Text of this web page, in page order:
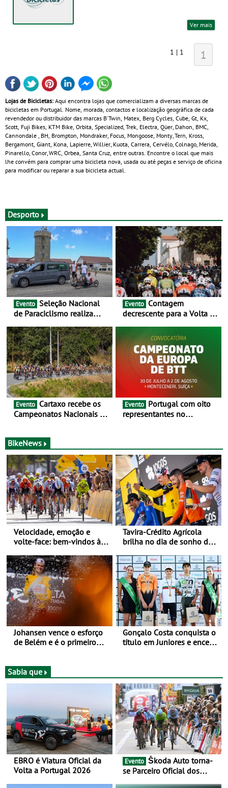
Ver mais
1 | 1 1
Lojas de Bicicletas: Aqui encontra lojas que comercializam a diversas marcas de
bicicletas em Portugal. Nome, morada, contactos e localização geográfica de cada
revendedor ou distribuidor das marcas B'Twin, Matex, Berg Cycles, Cube, Gt, Kx,
Scott, Fuji Bikes, KTM Bike, Orbita, Specialized, Trek, Electra, Qüer, Dahon, BMC,
Cannondale , BH, Brompton, Mondraker, Focus, Mongoose, Monty, Tern, Kross,
Bergamont, Giant, Kona, Lapierre, Willier, Kuota, Carrera, Cervélo, Colnago, Merida,
Pinarello, Conor, WRC, Orbea, Santa Cruz, entre outras. Encontre o local que mais
lhe convém para comprar uma bicicleta nova, usada ou até peças e serviço de oficina
para modificar ou reparar a sua bicicleta actual.
Desporto
Evento
de Paraciclismo realiza
preparação para o
Campeonato do Mundo
Evento
decrescente para a Volta a
as 17 equipas de 2026
Evento
Campeonatos Nacionais da
Evento
representantes no
Monteceneri, na Suíça
BikeNews
Velocidade, emoção e
volte-face: bem-vindos à
Tavira-Crédito Agrícola
brilha no dia de sonho de
Johansen vence o esforço
de Belém e é o primeiro
entre 5 e 16 de Agosto
Gonçalo Costa conquista o
título em Juniores e encerra
Sabia que
EBRO é Viatura Oficial da
Volta a Portugal 2026
Evento
se Parceiro Oficial dos